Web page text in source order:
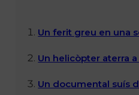
Un ferit greu en una
Un helicòpter aterra
Un documental suís